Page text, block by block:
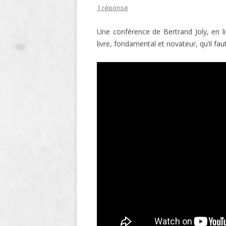
LE MAITRON EN LIGNE
1 réponse
Une conférence de Bertrand Joly, en
livre, fondamental et novateur, qu’il